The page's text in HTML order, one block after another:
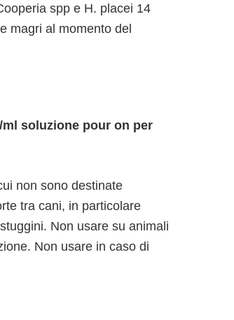
spp e H. placei 14
magri al momento del
soluzione pour on per
non sono destinate
tra cani, in particolare
Non usare su animali
Non usare in caso di